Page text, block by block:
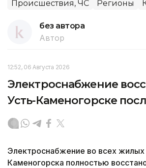
Происшествия, ЧС Регионы
без автора
Автор
12:52, 06 Августа 2026
Электроснабжение
Усть-Каменогорске
Электроснабжение во всех жилых
Каменогорска полностью